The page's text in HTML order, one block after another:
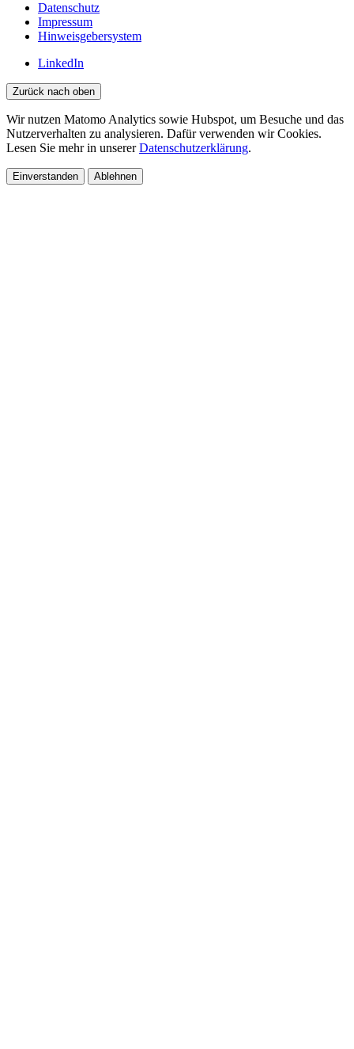
Datenschutz
Impressum
Hinweisgebersystem
LinkedIn
Zurück nach oben
Wir nutzen Matomo Analytics sowie Hubspot, um Besuche und das
Nutzerverhalten zu analysieren. Dafür verwenden wir Cookies.
Lesen Sie mehr in unsererDatenschutzerklärung.
Einverstanden Ablehnen